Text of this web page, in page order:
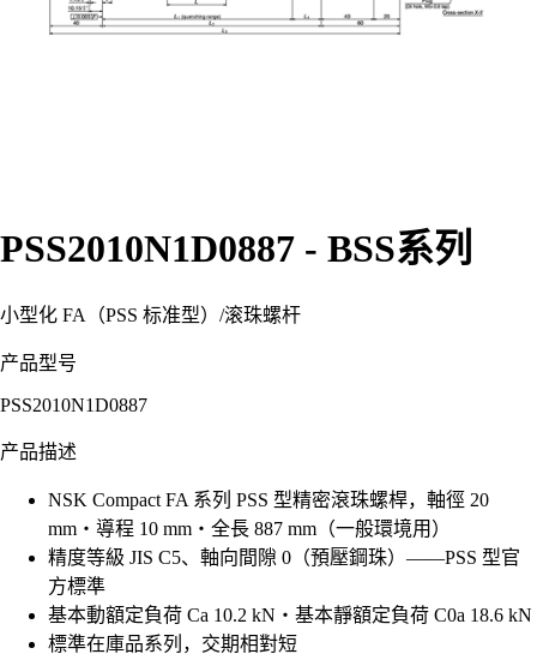
PSS2010N1D0887 - BSS系列
小型化 FA（PSS 标准型） /滚珠螺杆
产品型号
PSS2010N1D0887
产品描述
NSK Compact FA 系列 PSS 型精密滾珠螺桿，軸徑 20
mm・導程 10 mm・全長 887 mm（一般環境用）
精度等級 JIS C5、軸向間隙 0（預壓鋼珠）——PSS 型官
方標準
基本動額定負荷 Ca 10.2 kN・基本靜額定負荷 C0a 18.6 kN
標準在庫品系列，交期相對短